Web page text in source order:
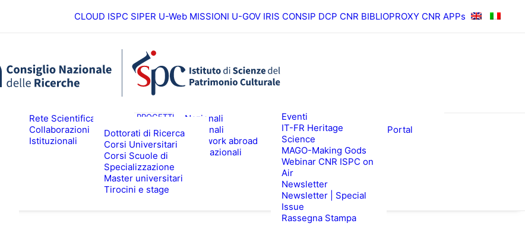
CLOUD ISPC SIPER U-Web MISSIONI U-GOV IRIS CONSIP DCP CNR BIBLIOPROXY CNR APPs
Rete Scientifica
Collaborazioni
Istituzionali
PROGETTI
Nazionali
Regionali
Fieldwork abroad
Internazionali
RISULTATI
ISPC Open Portal
Dottorati di Ricerca
Corsi Universitari
Corsi Scuole di
Specializzazione
Master universitari
Tirocini e stage
EVENTI & NEWS
Eventi
IT-FR Heritage
Science
MAGO-Making Gods
Webinar CNR ISPC on
Air
Newsletter
Newsletter | Special
Issue
Rassegna Stampa